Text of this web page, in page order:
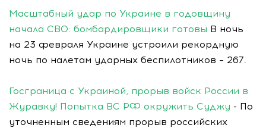
Масштабный удар по Украине в годовщину
начала СВО: бомбардировщики готовы В ночь
на 23 февраля Украине устроили рекордную
ночь по налетам ударных беспилотников – 267.
Госграница с Украиной, прорыв войск России в
Журавку! Попытка ВС РФ окружить Суджу - По
уточненным сведениям прорыв российских